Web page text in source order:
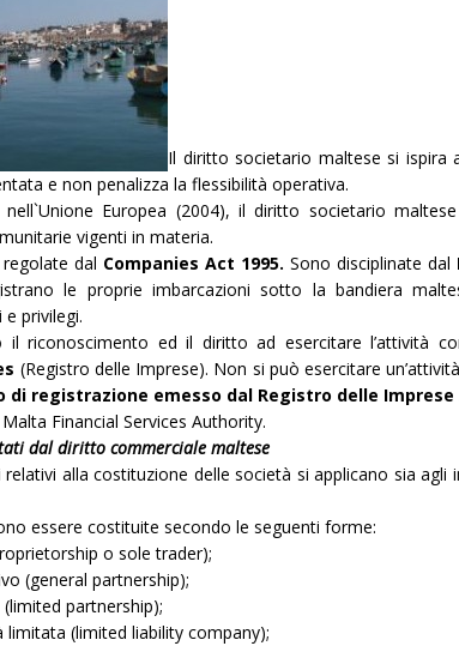
Il diritto societario maltese si ispira
e non penalizza la flessibilità operativa.
Europea (2004), il diritto societario
vigenti in materia.
dal Companies Act 1995.Sono disciplinate dal
le proprie imbarcazioni sotto la bandiera
privilegi.
il riconoscimento ed il diritto ad esercitare l’attività
(Registro delle Imprese). Non si può esercitare
di registrazione emesso dal Registro delle Imprese
Financial Services Authority.
dal diritto commerciale maltese
alla costituzione delle società si applicano sia agli
essere costituite secondo le seguenti forme:
o sole trader);
(general partnership);
partnership);
limitata (limited liability company);